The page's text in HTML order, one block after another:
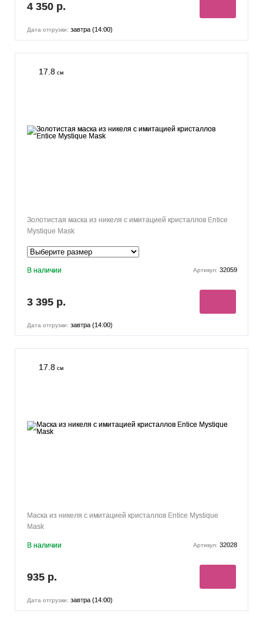
4 350 р.
Дата отгрузки: завтра (14:00)
17.8 см
Золотистая маска из никеля с имитацией кристаллов Entice
Mystique Mask
В наличии Артикул: 32059
3 395 р.
Дата отгрузки: завтра (14:00)
17.8 см
Маска из никеля с имитацией кристаллов Entice Mystique
Mask
В наличии Артикул: 32028
935 р.
Дата отгрузки: завтра (14:00)